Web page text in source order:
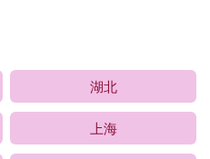
湖北
上海